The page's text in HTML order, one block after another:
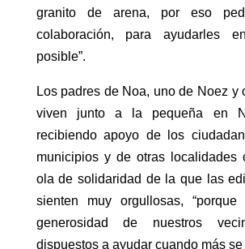
granito de arena, por eso
colaboración, para ayudarles
posible”.
Los padres de Noa, uno de Noez y
viven junto a la pequeña en
recibiendo apoyo de los
municipios y de otras localidades
ola de solidaridad de la que las
sienten muy orgullosas, “porque
generosidad de nuestros
dispuestos a ayudar cuando más se